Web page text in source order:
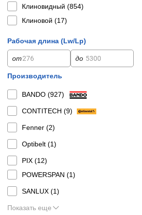
Клиновидный (854)
Клиновой (17)
Рабочая длина (Lw/Lp)
от до
Производитель
BANDO (927)
CONTITECH (9)
Fenner (2)
Optibelt (1)
PIX (12)
POWERSPAN (1)
SANLUX (1)
Показать еще